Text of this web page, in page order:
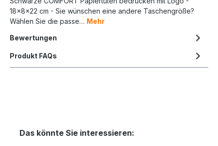
18x8x22 cm - Sie wünschen eine andere Taschengröße?
Wählen Sie die passe… Mehr
Bewertungen
Produkt FAQs
Das könnte Sie interessieren: